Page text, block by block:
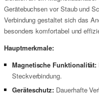
Gerätebuchsen vor Staub und
Verbindung gestaltet sich das
besonders komfortabel und
Hauptmerkmale:
Magnetische Funktionalität:
Steckverbindung.
Geräteschutz: Dauerhafte